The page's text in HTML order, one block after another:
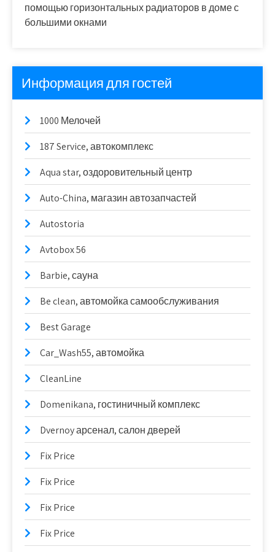
помощью горизонтальных радиаторов в доме с
большими окнами
Информация для гостей
1000 Мелочей
187 Service, автокомплекс
Aqua star, оздоровительный центр
Auto-China, магазин автозапчастей
Autostoria
Avtobox 56
Barbie, сауна
Be clean, автомойка самообслуживания
Best Garage
Car_Wash55, автомойка
CleanLine
Domenikana, гостиничный комплекс
Dvernoy арсенал, салон дверей
Fix Price
Fix Price
Fix Price
Fix Price